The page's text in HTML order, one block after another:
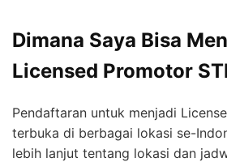
Dimana Saya Bisa
Licensed Promotor
Pendaftaran untuk menjadi
terbuka di berbagai lokasi se-
lebih lanjut tentang lokasi dan